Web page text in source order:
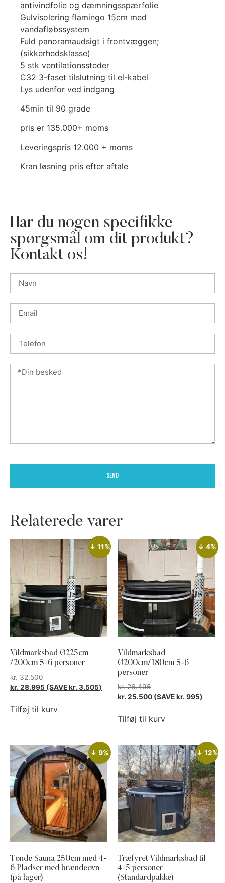
antivindfolie og dæmningsspærfolie
Gulvisolering flamingo 15cm med
vandafløbssystem
Fuld panoramaudsigt i frontvæggen;
(sikkerhedsklasse)
5 stk ventilationssteder
C32 3-faset tilslutning til el-kabel
Lys udenfor ved indgang
45min til 90 grade
pris er 135.000+ moms
Leveringspris 12.000 + moms
Kran løsning pris efter aftale
Har du nogen specifikke
spørgsmål om dit produkt?
Kontakt os!
SEND
Relaterede varer
↓ 11%
Vildmarksbad Ø225cm
/200cm 5-6 personer
kr.32.500
kr. 28.995 (SAVEkr. 3.505)
Tilføj til kurv
↓ 4%
Vildmarksbad
Ø200cm/180cm 5-6
personer
kr.26.495
kr. 25.500 (SAVEkr. 995)
Tilføj til kurv
↓ 9%
Tønde Sauna 250cm med 4-
6 Pladser med brændeovn
(på lager)
↓ 12%
Træfyret Vildmarksbad til
4-5 personer
(Standardpakke)